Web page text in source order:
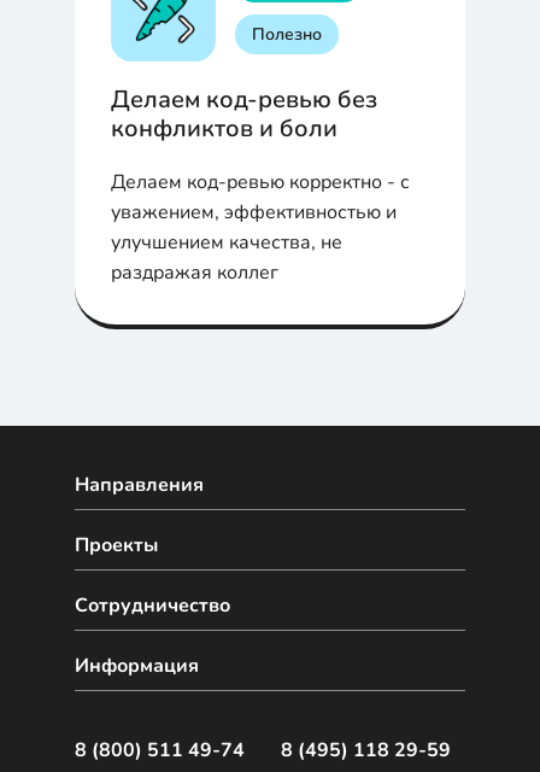
Полезно
Делаем код-ревью без
конфликтов и боли
Делаем код-ревью корректно - с
уважением, эффективностью и
улучшением качества, не
раздражая коллег
Направления
Сотрудничество
Проекты
Информация
8 (800) 511 49-74 8 (495) 118 29-59